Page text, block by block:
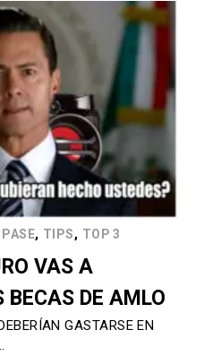
, TIPS, TOP 3
VAS A
BECAS DE AMLO
GASTARSE EN